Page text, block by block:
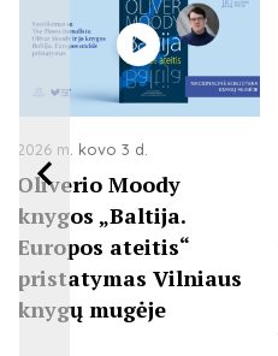
2026 m. kovo 3 d.
Oliverio Moody
knygos „Baltija.
Europos ateitis“
pristatymas Vilniaus
knygų mugėje